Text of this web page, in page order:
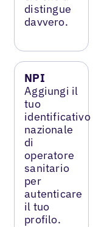
distingue
davvero.
NPI
Aggiungi il
tuo
identificativo
nazionale
di
operatore
sanitario
per
autenticare
il tuo
profilo.